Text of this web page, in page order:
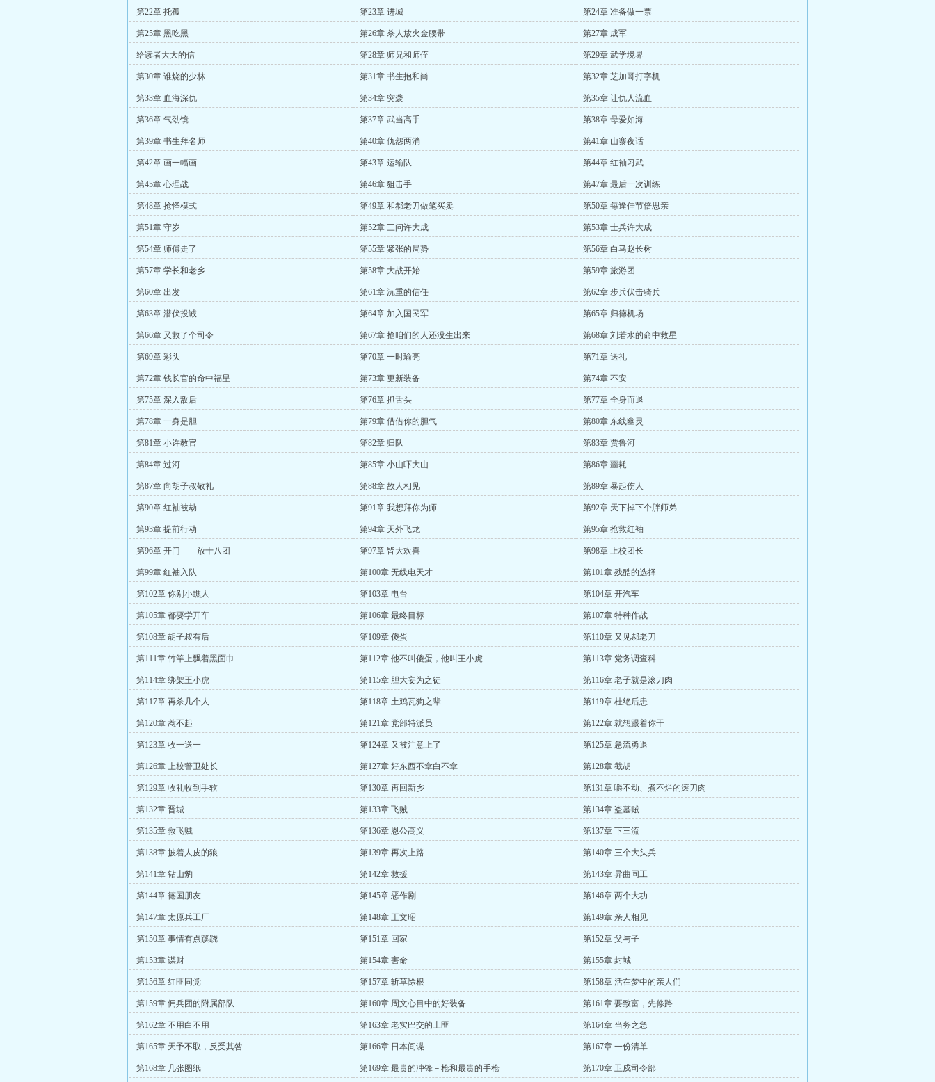
第22章 托孤 第23章 进城 第24章 准备做一票
第25章 黑吃黑 第26章 杀人放火金腰带 第27章 成军
给读者大大的信 第28章 师兄和师侄 第29章 武学境界
第30章 谁烧的少林 第31章 书生抱和尚 第32章 芝加哥打字机
第33章 血海深仇 第34章 突袭 第35章 让仇人流血
第36章 气劲镜 第37章 武当高手 第38章 母爱如海
第39章 书生拜名师 第40章 仇怨两消 第41章 山寨夜话
第42章 画一幅画 第43章 运输队 第44章 红袖习武
第45章 心理战 第46章 狙击手 第47章 最后一次训练
第48章 抢怪模式 第49章 和郝老刀做笔买卖 第50章 每逢佳节倍思亲
第51章 守岁 第52章 三问许大成 第53章 士兵许大成
第54章 师傅走了 第55章 紧张的局势 第56章 白马赵长树
第57章 学长和老乡 第58章 大战开始 第59章 旅游团
第60章 出发 第61章 沉重的信任 第62章 步兵伏击骑兵
第63章 潜伏投诚 第64章 加入国民军 第65章 归德机场
第66章 又救了个司令 第67章 抢咱们的人还没生出来 第68章 刘若水的命中救星
第69章 彩头 第70章 一时瑜亮 第71章 送礼
第72章 钱长官的命中福星 第73章 更新装备 第74章 不安
第75章 深入敌后 第76章 抓舌头 第77章 全身而退
第78章 一身是胆 第79章 借借你的胆气 第80章 东线幽灵
第81章 小许教官 第82章 归队 第83章 贾鲁河
第84章 过河 第85章 小山吓大山 第86章 噩耗
第87章 向胡子叔敬礼 第88章 故人相见 第89章 暴起伤人
第90章 红袖被劫 第91章 我想拜你为师 第92章 天下掉下个胖师弟
第93章 提前行动 第94章 天外飞龙 第95章 抢救红袖
第96章 开门－－放十八团 第97章 皆大欢喜 第98章 上校团长
第99章 红袖入队 第100章 无线电天才 第101章 残酷的选择
第102章 你别小瞧人 第103章 电台 第104章 开汽车
第105章 都要学开车 第106章 最终目标 第107章 特种作战
第108章 胡子叔有后 第109章 傻蛋 第110章 又见郝老刀
第111章 竹竿上飘着黑面巾 第112章 他不叫傻蛋，他叫王小虎 第113章 党务调查科
第114章 绑架王小虎 第115章 胆大妄为之徒 第116章 老子就是滚刀肉
第117章 再杀几个人 第118章 土鸡瓦狗之辈 第119章 杜绝后患
第120章 惹不起 第121章 党部特派员 第122章 就想跟着你干
第123章 收一送一 第124章 又被注意上了 第125章 急流勇退
第126章 上校警卫处长 第127章 好东西不拿白不拿 第128章 截胡
第129章 收礼收到手软 第130章 再回新乡 第131章 嚼不动、煮不烂的滚刀肉
第132章 晋城 第133章 飞贼 第134章 盗墓贼
第135章 救飞贼 第136章 恩公高义 第137章 下三流
第138章 披着人皮的狼 第139章 再次上路 第140章 三个大头兵
第141章 钻山豹 第142章 救援 第143章 异曲同工
第144章 德国朋友 第145章 恶作剧 第146章 两个大功
第147章 太原兵工厂 第148章 王文昭 第149章 亲人相见
第150章 事情有点蹊跷 第151章 回家 第152章 父与子
第153章 谋财 第154章 害命 第155章 封城
第156章 红匪同党 第157章 斩草除根 第158章 活在梦中的亲人们
第159章 佣兵团的附属部队 第160章 周文心目中的好装备 第161章 要致富，先修路
第162章 不用白不用 第163章 老实巴交的土匪 第164章 当务之急
第165章 天予不取，反受其咎 第166章 日本间谍 第167章 一份清单
第168章 几张图纸 第169章 最贵的冲锋－枪和最贵的手枪 第170章 卫戍司令部